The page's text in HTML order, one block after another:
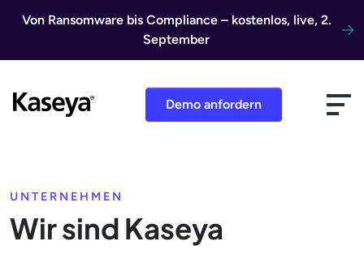
Von Ransomware bis Compliance – kostenlos, live, 2.
September
Demo anfordern
UNTERNEHMEN
Wir sind Kaseya